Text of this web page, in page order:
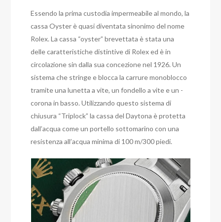
Essendo la prima custodia impermeabile al mondo, la
cassa Oyster è quasi diventata sinonimo del nome
Rolex. La cassa “oyster” brevettata è stata una
delle caratteristiche distintive di Rolex ed è in
circolazione sin dalla sua concezione nel 1926. Un
sistema che stringe e blocca la carrure monoblocco
tramite una lunetta a vite, un fondello a vite e un -
corona in basso. Utilizzando questo sistema di
chiusura “Triplock” la cassa del Daytona è protetta
dall’acqua come un portello sottomarino con una
resistenza all’acqua minima di 100 m/300 piedi.